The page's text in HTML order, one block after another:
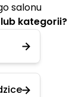
salonu
kategorii?